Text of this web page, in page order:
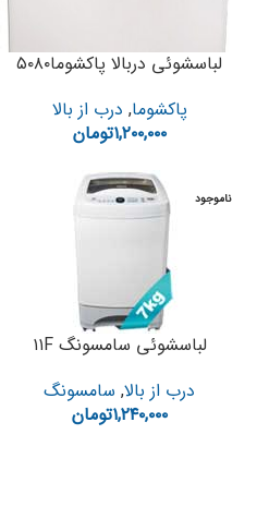
لباسشوئی دربالا پاکشوما۵۰۸۰
پاکشوما, درب از بالا
۱,۲۰۰,۰۰۰تومان
ناموجود
لباسشوئی سامسونگ ۱۱F
درب از بالا, سامسونگ
۱,۲۴۰,۰۰۰تومان